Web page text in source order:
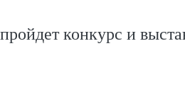
конкурс и